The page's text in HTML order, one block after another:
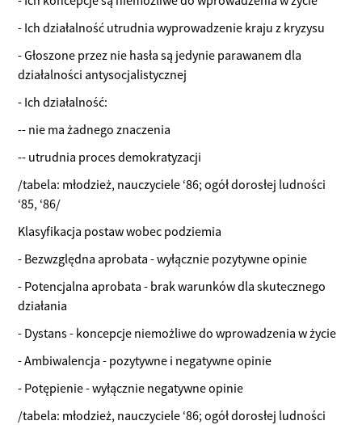
- Ich działalność utrudnia wyprowadzenie kraju z kryzysu
- Głoszone przez nie hasła są jedynie parawanem dla
działalności antysocjalistycznej
- Ich działalność:
-- nie ma żadnego znaczenia
-- utrudnia proces demokratyzacji
/tabela: młodzież, nauczyciele ‘86; ogół dorosłej ludności
‘85, ‘86/
Klasyfikacja postaw wobec podziemia
- Bezwzględna aprobata - wyłącznie pozytywne opinie
- Potencjalna aprobata - brak warunków dla skutecznego
działania
- Dystans - koncepcje niemożliwe do wprowadzenia w życie
- Ambiwalencja - pozytywne i negatywne opinie
- Potępienie - wyłącznie negatywne opinie
/tabela: młodzież, nauczyciele ‘86; ogół dorosłej ludności